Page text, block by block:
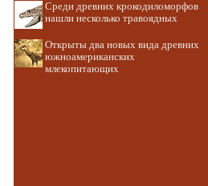
Среди древних крокодиломорфов
нашли несколько травоядных
Открыты два новых вида древних
южноамериканских
млекопитающих